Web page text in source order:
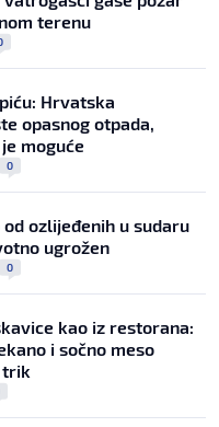
terenu
Hrvatska
opasnog otpada,
moguće
0
ozlijeđenih u sudaru
ugrožen
0
kao iz restorana:
i sočno meso
trik